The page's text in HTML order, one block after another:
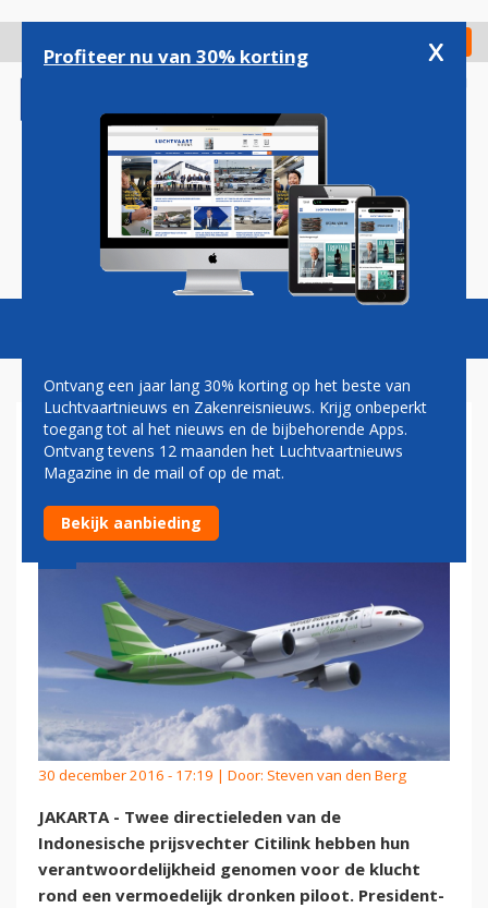
gaan
Check in
Magazine Podcasts Vacatures
TOP CITILINK WEG NA OPHEF
OVER 'DRONKEN PILOOT'
30 december 2016 - 17:19 | Door: Steven van den Berg
JAKARTA - Twee directieleden van de
Indonesische prijsvechter Citilink hebben hun
verantwoordelijkheid genomen voor de klucht
rond een vermoedelijk dronken piloot. President-
Profiteer nu van 30% korting x
Ontvang een jaar lang 30% korting op het beste van
Luchtvaartnieuws en Zakenreisnieuws. Krijg onbeperkt
toegang tot al het nieuws en de bijbehorende Apps.
Ontvang tevens 12 maanden het Luchtvaartnieuws
Magazine in de mail of op de mat.
Bekijk aanbieding